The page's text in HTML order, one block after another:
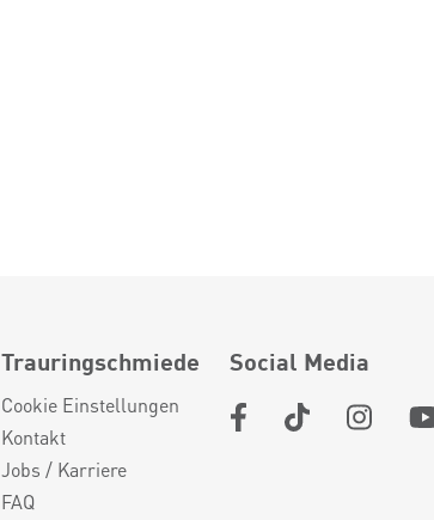
Trauringschmiede
Cookie Einstellungen
Kontakt
Jobs / Karriere
FAQ
Social Media